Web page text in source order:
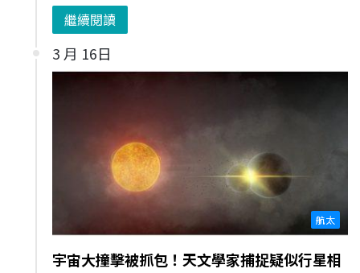
繼續閱讀
3 月 16日
航太
宇宙大撞擊被抓包！天文學家捕捉疑似行星相